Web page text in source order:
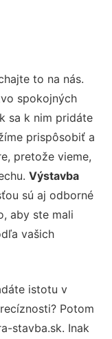
to na nás.
spokojných
sa k nim pridáte
prispôsobiť a
pretože vieme,
Výstavba
sú aj odborné
aby ste mali
vašich
istotu v
Potom
stavba.sk. Inak